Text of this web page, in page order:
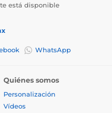
está disponible
WhatsApp
Quiénes somos
Personalización
Vídeos